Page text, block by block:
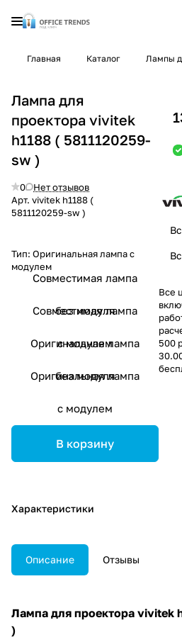
Главная Каталог Лампы
Лампа для
проектора vivitek
h1188 ( 5811120259-
sw )
0
Нет отзывов
Арт. vivitek h1188 (
5811120259-sw )
Тип: Оригинальная лампа с
модулем
Совместимая лампа
без модуля
Совместимая лампа
с модулем
Оригинальная лампа
без модуля
Оригинальная лампа
с модулем
В корзину
Характеристики
Все
500
Описание Отзывы
Лампа для проектора vivitek
)